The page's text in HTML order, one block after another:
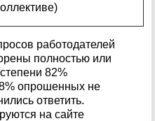
работодателей
полностью или
82%
опрошенных не
ответить.
на сайте